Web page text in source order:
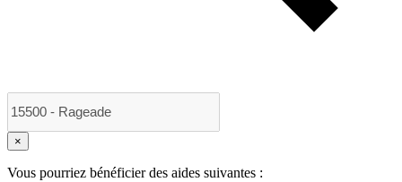
×
Vous pourriez bénéficier des aides suivantes :